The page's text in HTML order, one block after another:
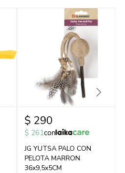
$ 290
$ 261con
JG YUTSA PALO CON
PELOTA MARRON
36x9,5x5CM